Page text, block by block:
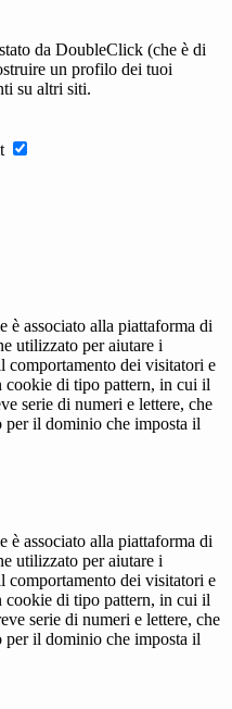
da DoubleClick (che è di
un profilo dei tuoi
su altri siti.
è associato alla piattaforma di
utilizzato per aiutare i
comportamento dei visitatori e
cookie di tipo pattern, in cui il
serie di numeri e lettere, che
il dominio che imposta il
è associato alla piattaforma di
utilizzato per aiutare i
comportamento dei visitatori e
cookie di tipo pattern, in cui il
serie di numeri e lettere, che
il dominio che imposta il